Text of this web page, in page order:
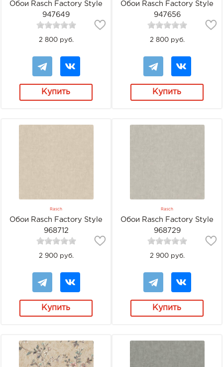
Обои Rasch Factory Style
947649
2 800 руб.
Купить
Обои Rasch Factory Style
947656
2 800 руб.
Купить
Rasch
Обои Rasch Factory Style
968712
2 900 руб.
Купить
Rasch
Обои Rasch Factory Style
968729
2 900 руб.
Купить